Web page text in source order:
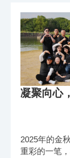
2025年的金
重彩的一笔